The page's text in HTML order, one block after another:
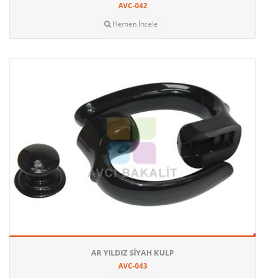
AVC-042
Hemen İncele
AR YILDIZ SIYAH KULP
AVC-043